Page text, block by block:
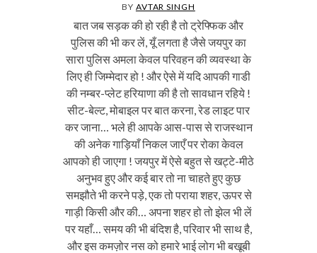
BY AVTAR SINGH
बात जब सड़क की हो रही है तो ट्रेफ्फिक और
पुलिस की भी कर लें, यूँ लगता है जैसे जयपुर का
सारा पुलिस अमला केवल परिवहन की व्यवस्था के
लिए ही जिम्मेदार हो ! और ऐसे में यदि आपकी गाडी
की नम्बर-प्लेट हरियाणा की है तो सावधान रहिये !
सीट-बेल्ट, मोबाइल पर बात करना, रेड लाइट पार
कर जाना… भले ही आपके आस-पास से राजस्थान
की अनेक गाड़ियाँ निकल जाएँ पर रोका केवल
आपको ही जाएगा ! जयपुर में ऐसे बहुत से खट्टे-मीठे
अनुभव हुए और कई बार तो ना चाहते हुए कुछ
समझौते भी करने पड़े, एक तो पराया शहर, ऊपर से
गाड़ी किसी और की… अपना शहर हो तो झेल भी लें
पर यहाँ… समय की भी बंदिश है, परिवार भी साथ है,
और इस कमज़ोर नस को हमारे भाई लोग भी बखूबी